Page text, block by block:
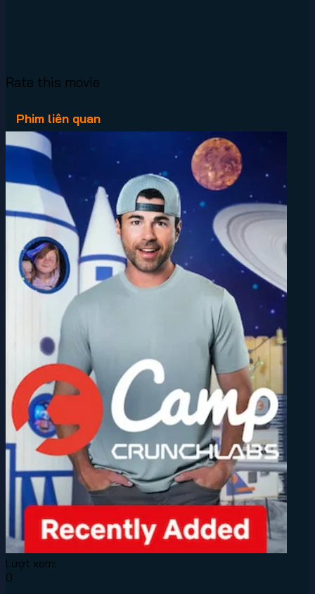
Rate this movie
Phim liên quan
Lượt xem:
0